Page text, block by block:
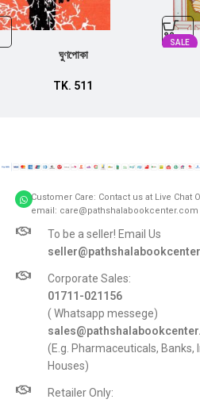
ঘুণপোকা
TK. 511
SALE
Customer Care: Contact us at Live Chat
email: care@pathshalabookcenter.com
To be a seller! Email Us
Corporate Sales:
01711-021156
( Whatsapp messege)
(E.g. Pharmaceuticals,
Houses)
Retailer Only: